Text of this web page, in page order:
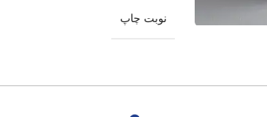
نوبت چاپ